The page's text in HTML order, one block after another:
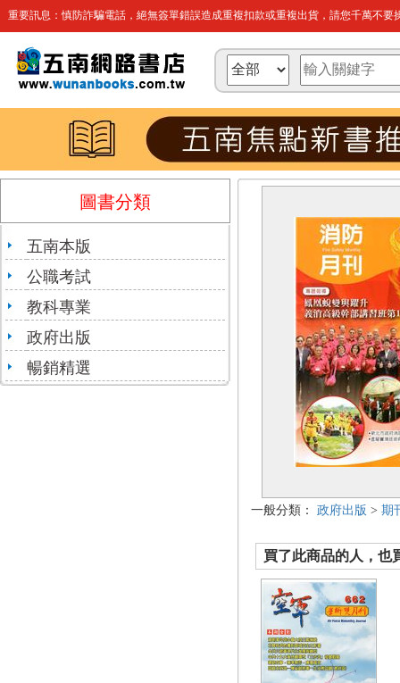
重要訊息：慎防詐騙電話，絕無簽單錯誤造成重複扣款或重複出貨，請您千萬不要
圖書分類
五南本版
公職考試
教科專業
政府出版
暢銷精選
一般分類： 政府出版 > 期
買了此商品的人，也